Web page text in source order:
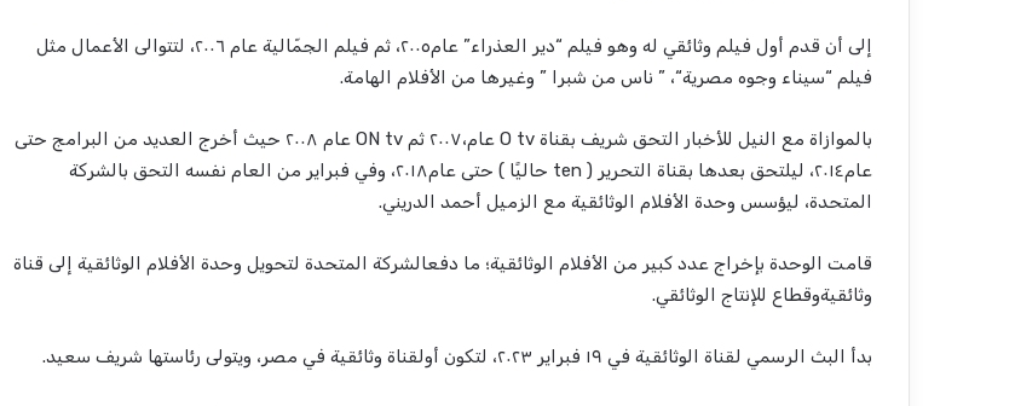
إلى أن قدم أول فيلم وثائقي له وهو فيلم “دير العذراء” عام٢٠٠٥، ثم فيلم الجمالية عام لتتوالى الأعمال مثل
فيلم “سيناء وجوه مصرية“، ” ناس من شبرا ” وغيرها من الأفلام الهامة.
بالموازاة مع النيل للأخبار التحق شريف بقناة O tv عام،٢٠٠٧ ثم ON tv عام حيث أخرج العديد من البرامج حتى
عام٢٠١٤، ليلتحق بعدها بقناة التحرير (
ten حاليا ) حتى عام٢٠١٨، وفي فبراير من العام نفسه التحق بالشركة
المتحدة، ليؤسس وحدة الأفلام الوثائقية مع الزميل أحمد الدريني.
قامت الوحدة بإخراج عدد كبير من الأفلام الوثائقية؛ ما دفعالشركة المتحدة لتحويل وحدة الأفلام الوثائقية إلى قناة
وثائقيةوقطاع للإنتاج الوثائقي.
بدأ البث الرسمي لقناة الوثائقية في فبراير لتكون أولقناة وثائقية في مصر ، ويتولى رئاستها شريف سعيد.